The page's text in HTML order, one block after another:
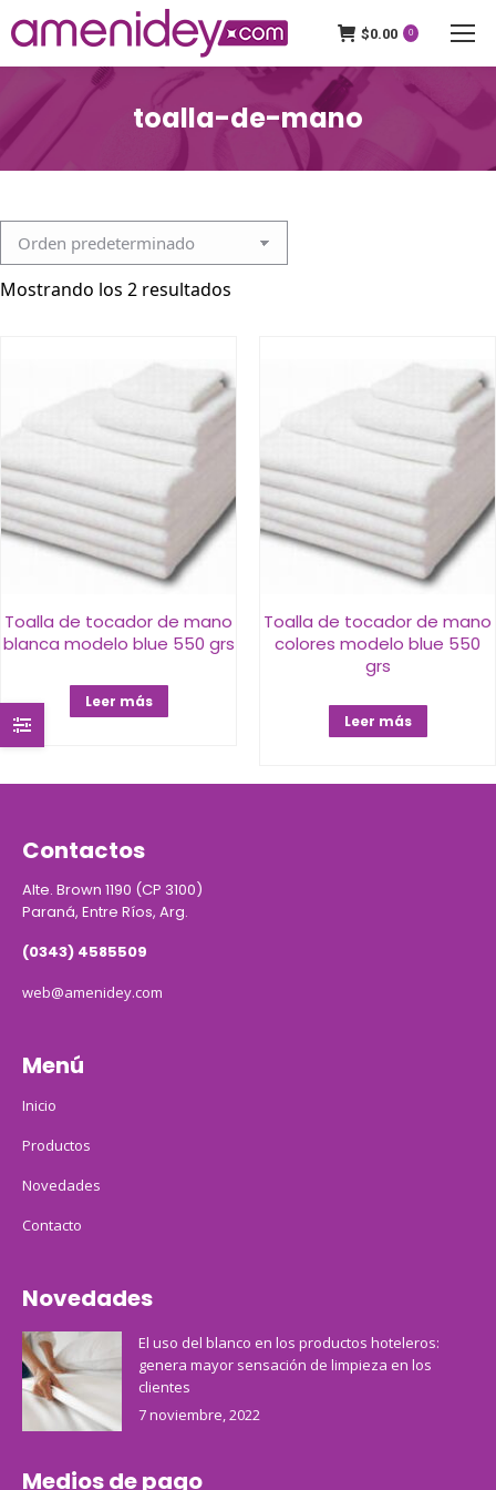
$0.00 0
toalla-de-mano
Mostrando los 2 resultados
Toalla de tocador de mano
blanca modelo blue 550 grs
Leer más
Toalla de tocador de mano
colores modelo blue 550
grs
Leer más
Contactos
Alte. Brown 1190 (CP 3100)
Paraná, Entre Ríos, Arg.
(0343) 4585509
web@amenidey.com
Menú
Inicio
Productos
Novedades
Contacto
Novedades
El uso del blanco en los productos hoteleros:
genera mayor sensación de limpieza en los
clientes
7 noviembre, 2022
Medios de pago